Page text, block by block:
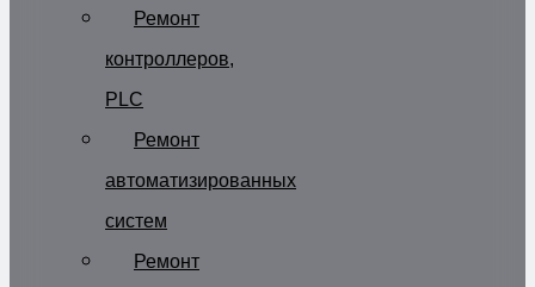
Ремонт
контроллеров,
PLC
Ремонт
автоматизированных
систем
Ремонт